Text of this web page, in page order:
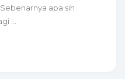
apa sih
...